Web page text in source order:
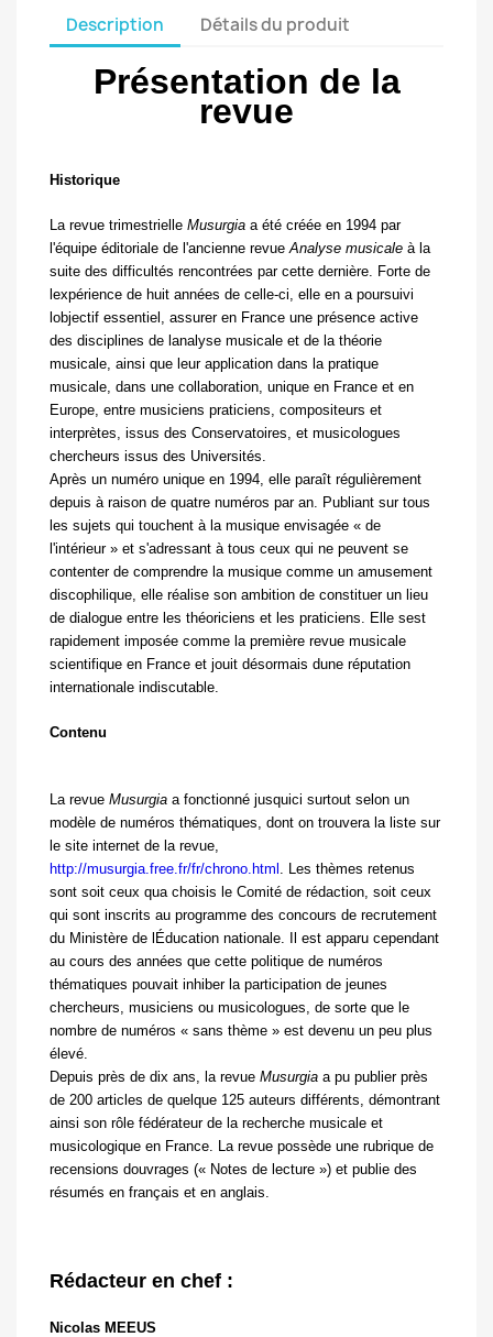
Description Détails du produit
Présentation de la
revue
Historique
La revue trimestrielle Musurgia a été créée en 1994 par
l'équipe éditoriale de l'ancienne revueAnalyse musicale à la
suite des difficultés rencontrées par cette dernière. Forte de
lexpérience de huit années de celle-ci, elle en a poursuivi
lobjectif essentiel, assurer en France une présence active
des disciplines de lanalyse musicale et de la théorie
musicale, ainsi que leur application dans la pratique
musicale, dans une collaboration, unique en France et en
Europe, entre musiciens praticiens, compositeurs et
interprètes, issus des Conservatoires, et musicologues
chercheurs issus des Universités.
Après un numéro unique en 1994, elle paraît régulièrement
depuis à raison de quatre numéros par an. Publiant sur tous
les sujets qui touchent à la musique envisagée « de
l'intérieur » et s'adressant à tous ceux qui ne peuvent se
contenter de comprendre la musique comme un amusement
discophilique, elle réalise son ambition de constituer un lieu
de dialogue entre les théoriciens et les praticiens. Elle sest
rapidement imposée comme la première revue musicale
scientifique en France et jouit désormais dune réputation
internationale indiscutable.
Contenu
La revue Musurgia a fonctionné jusquici surtout selon un
modèle de numéros thématiques, dont on trouvera la liste sur
le site internet de la revue,
http://musurgia.free.fr/fr/chrono.html . Les thèmes retenus
sont soit ceux qua choisis le Comité de rédaction, soit ceux
qui sont inscrits au programme des concours de recrutement
du Ministère de lÉducation nationale. Il est apparu cependant
au cours des années que cette politique de numéros
thématiques pouvait inhiber la participation de jeunes
chercheurs, musiciens ou musicologues, de sorte que le
nombre de numéros « sans thème » est devenu un peu plus
élevé.
Depuis près de dix ans, la revue Musurgia a pu publier près
de 200 articles de quelque 125 auteurs différents, démontrant
ainsi son rôle fédérateur de la recherche musicale et
musicologique en France. La revue possède une rubrique de
recensions douvrages (« Notes de lecture ») et publie des
résumés en français et en anglais.
Rédacteur en chef :
Nicolas MEEUS